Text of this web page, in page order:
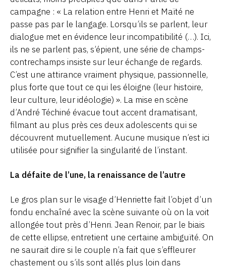
campagne : « La relation entre Henri et Maïté ne
passe pas par le langage. Lorsqu’ils se parlent, leur
dialogue met en évidence leur incompatibilité (…). Ici,
ils ne se parlent pas, s’épient, une série de champs-
contrechamps insiste sur leur échange de regards.
C’est une attirance vraiment physique, passionnelle,
plus forte que tout ce qui les éloigne (leur histoire,
leur culture, leur idéologie) ». La mise en scène
d’André Téchiné évacue tout accent dramatisant,
filmant au plus près ces deux adolescents qui se
découvrent mutuellement. Aucune musique n’est ici
utilisée pour signifier la singularité de l’instant.
La défaite de l’une, la renaissance de l’autre
Le gros plan sur le visage d’Henriette fait l’objet d’un
fondu enchaîné avec la scène suivante où on la voit
allongée tout près d’Henri. Jean Renoir, par le biais
de cette ellipse, entretient une certaine ambiguïté. On
ne saurait dire si le couple n’a fait que s’effleurer
chastement ou s’ils sont allés plus loin dans